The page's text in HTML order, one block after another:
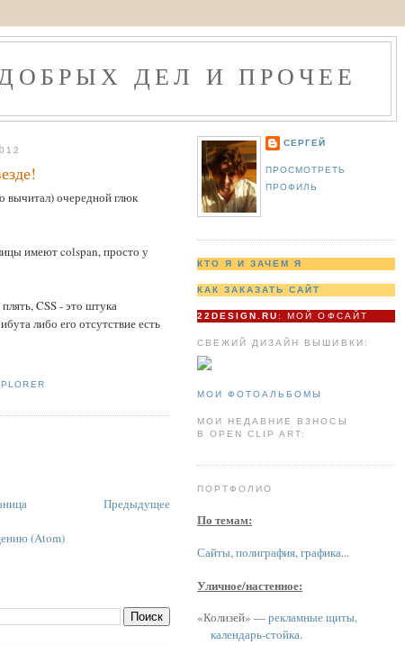
ДЕЛ И ПРОЧЕЕ
вычитал) очередной глюк
имеют colspan, просто у
CSS - это штука
либо его отсутствие есть
Предыдущее
(Atom)
СЕРГЕЙ
ПРОСМОТРЕТЬ
ПРОФИЛЬ
КТО Я И ЗАЧЕМ Я
КАК ЗАКАЗАТЬ САЙТ
22DESIGN.RU : МОЙ ОФСАЙТ
СВЕЖИЙ ДИЗАЙН ВЫШИВКИ:
МОИ ФОТОАЛЬБОМЫ
МОИ НЕДАВНИЕ ВЗНОСЫ
В OPEN CLIP ART:
ПОРТФОЛИО
По темам:
Сайты,полиграфия,графика...
Уличное/настенное:
«Колизей» —рекламные щиты,
календарь-стойка.